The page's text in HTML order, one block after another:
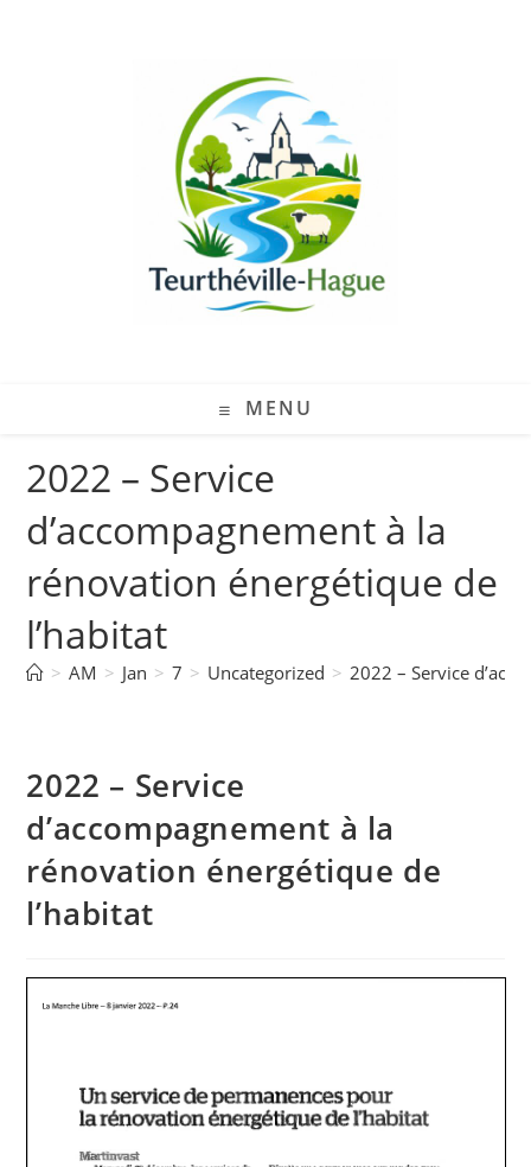
MENU
2022 – Service
d’accompagnement à la
rénovation énergétique de
l’habitat
> AM > Jan > 7 > Uncategorized > 2022 – Service
2022 – Service
d’accompagnement à la
rénovation énergétique de
l’habitat